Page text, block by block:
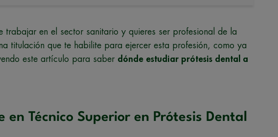
trabajar en el sector sanitario y quieres ser profesional de la
titulación que te habilite para ejercer esta profesión, como ya
este artículo para saber dónde estudiar prótesis dental a
en Técnico Superior en Prótesis Dental